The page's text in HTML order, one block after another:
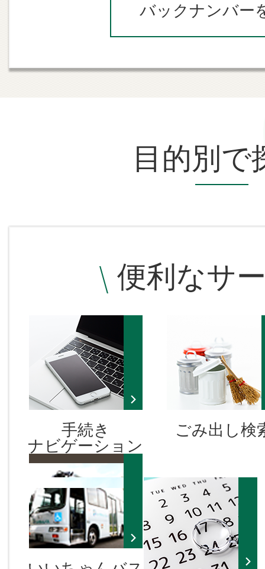
令和8年度 飯島町バレーボール
2026年07月24日
熱中症を予防しましょう
母子手帳アプリ「いいじますく
2026年07月19日
広報いいじま未来飛行（令和8年
月）
2026年07月17日
第1回いいちゃんモルック大会開
ついて
2026年07月17日
物価高騰対策事業「いいじまプ
バックナンバー
目的別で
便利なサ
手続き
ナビゲーション
ごみ出し検